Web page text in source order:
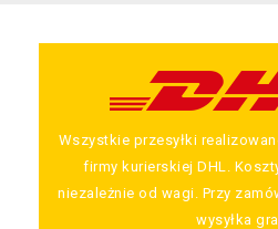
Wszystkie przesyłki
firmy kurierskiej DHL.
niezależnie od wagi. Przy
wysyłka